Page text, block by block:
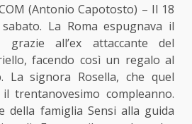
(Antonio Capotosto) – Il 18
La Roma espugnava il
grazie all’ex attaccante del
facendo così un regalo al
La signora Rosella, che quel
trentanovesimo compleanno.
della famiglia Sensi alla guida